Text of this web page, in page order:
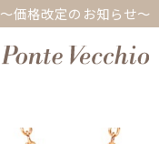
～価格改定のお知らせ～